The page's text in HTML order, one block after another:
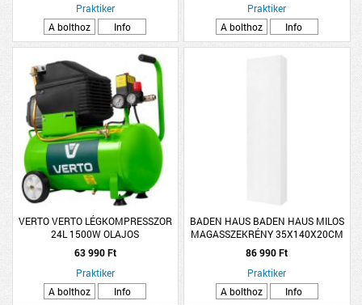
Praktiker
A bolthoz
Info
Praktiker
A bolthoz
Info
VERTO VERTO LÉGKOMPRESSZOR
24L 1500W OLAJOS
63 990 Ft
Praktiker
A bolthoz
Info
BADEN HAUS BADEN HAUS MILOS
MAGASSZEKRÉNY 35X140X20CM
FEHÉR FÜGGESZTETT
86 990 Ft
Praktiker
A bolthoz
Info